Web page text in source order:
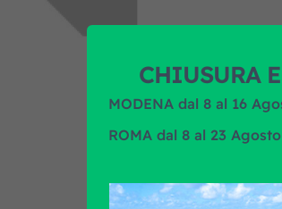
CHIUSURA
MODENA dal 8 al 16
ROMA dal 8 al 23 Agosto